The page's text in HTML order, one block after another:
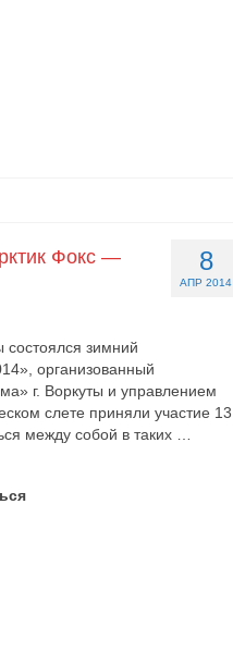
8
АПР 2014
Фокс —
состоялся зимний
организованный
г. Воркуты и управлением
слете приняли участие 13
между собой в таких …